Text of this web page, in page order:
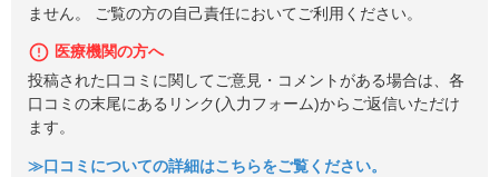
ません。 ご覧の方の自己責任においてご利用ください。
医療機関の方へ
投稿された口コミに関してご意見・コメントがある場合は、各
口コミの末尾にあるリンク(入力フォーム)からご返信いただけ
ます。
≫口コミについての詳細はこちらをご覧ください。